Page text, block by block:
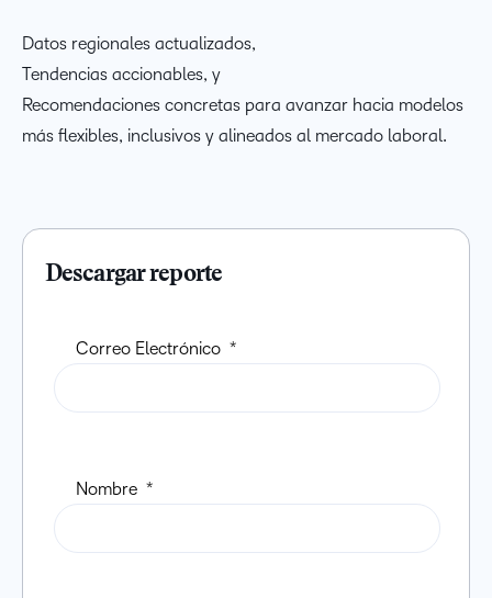
Datos regionales actualizados,
Tendencias accionables, y
Recomendaciones concretas para avanzar hacia modelos
más flexibles, inclusivos y alineados al mercado laboral.
Descargar reporte